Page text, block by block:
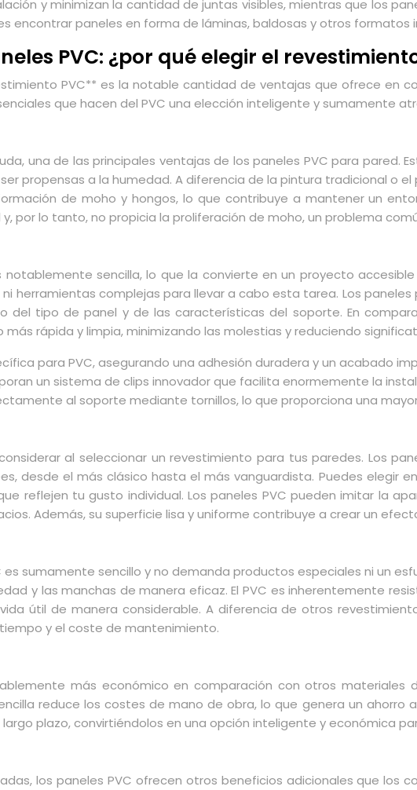
y minimizan la cantidad de juntas visibles, mientras que los
encontrar paneles en forma de láminas, baldosas y otros formatos
PVC: ¿por qué elegir el
PVC** es la notable cantidad de ventajas que ofrece en
que hacen del PVC una elección inteligente y sumamente
una de las principales ventajas de los paneles PVC para pared.
propensas a la humedad. A diferencia de la pintura tradicional o
de moho y hongos, lo que contribuye a mantener un
por lo tanto, no propicia la proliferación de moho, un problema
notablemente sencilla, lo que la convierte en un proyecto
herramientas complejas para llevar a cabo esta tarea. Los
del tipo de panel y de las características del soporte. En
más rápida y limpia, minimizando las molestias y reduciendo
para PVC, asegurando una adhesión duradera y un acabado
un sistema de clips innovador que facilita enormemente la
al soporte mediante tornillos, lo que proporciona una
al seleccionar un revestimiento para tus paredes. Los
desde el más clásico hasta el más vanguardista. Puedes elegir
reflejen tu gusto individual. Los paneles PVC pueden imitar la
Además, su superficie lisa y uniforme contribuye a crear un
sumamente sencillo y no demanda productos especiales ni un
y las manchas de manera eficaz. El PVC es inherentemente
útil de manera considerable. A diferencia de otros
y el coste de mantenimiento.
más económico en comparación con otros
reduce los costes de mano de obra, lo que genera un ahorro
plazo, convirtiéndolos en una opción inteligente y económica
los paneles PVC ofrecen otros beneficios adicionales que